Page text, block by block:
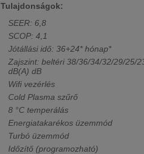
Tulajdonságok:
SEER: 6,8
SCOP: 4,1
Jótállási idő: 36+24* hónap*
Zajszint: beltéri 38/36/34/32/29/25/
dB(A) dB
Wifi vezérlés
Cold Plasma szűrő
8 °C temperálás
Energiatakarékos üzemmód
Turbó üzemmód
Időzítő (programozható)